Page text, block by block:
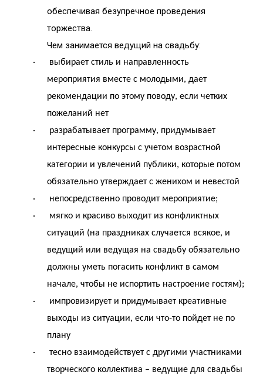
обеспечивая безупречное проведения
торжества.
Чем занимается ведущий на свадьбу:
· выбирает стиль и направленность
мероприятия вместе с молодыми, дает
рекомендации по этому поводу, если четких
пожеланий нет
· разрабатывает программу, придумывает
интересные конкурсы с учетом возрастной
категории и увлечений публики, которые потом
обязательно утверждает с женихом и невестой
· непосредственно проводит мероприятие;
· мягко и красиво выходит из конфликтных
ситуаций (на праздниках случается всякое, и
ведущий или ведущая на свадьбу обязательно
должны уметь погасить конфликт в самом
начале, чтобы не испортить настроение гостям);
· импровизирует и придумывает креативные
выходы из ситуации, если что-то пойдет не по
плану
· тесно взаимодействует с другими участниками
творческого коллектива – ведущие для свадьбы